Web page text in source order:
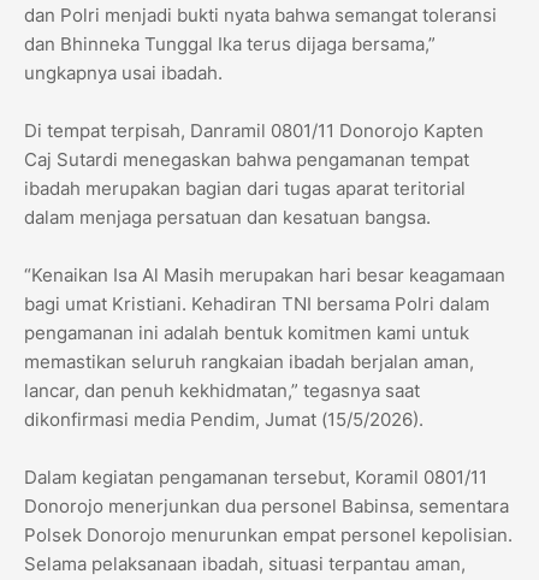
dan Polri menjadi bukti nyata bahwa semangat toleransi
dan Bhinneka Tunggal Ika terus dijaga bersama,”
ungkapnya usai ibadah.
Di tempat terpisah, Danramil 0801/11 Donorojo Kapten
Caj Sutardi menegaskan bahwa pengamanan tempat
ibadah merupakan bagian dari tugas aparat teritorial
dalam menjaga persatuan dan kesatuan bangsa.
“Kenaikan Isa Al Masih merupakan hari besar keagamaan
bagi umat Kristiani. Kehadiran TNI bersama Polri dalam
pengamanan ini adalah bentuk komitmen kami untuk
memastikan seluruh rangkaian ibadah berjalan aman,
lancar, dan penuh kekhidmatan,” tegasnya saat
dikonfirmasi media Pendim, Jumat (15/5/2026).
Dalam kegiatan pengamanan tersebut, Koramil 0801/11
Donorojo menerjunkan dua personel Babinsa, sementara
Polsek Donorojo menurunkan empat personel kepolisian.
Selama pelaksanaan ibadah, situasi terpantau aman,